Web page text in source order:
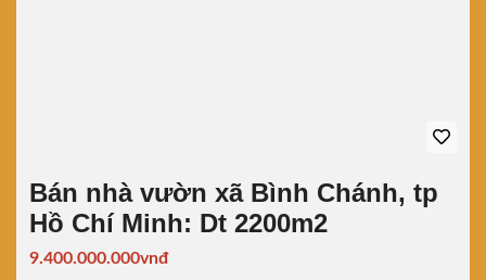
Bán nhà vườn xã Bình Chánh, tp
Hồ Chí Minh: Dt 2200m2
9.400.000.000vnđ